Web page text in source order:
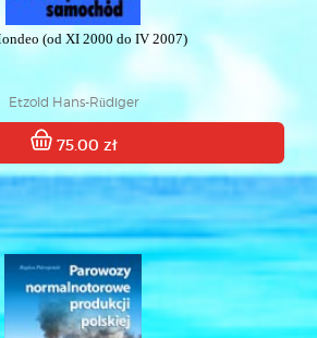
(od XI 2000 do IV 2007)
Etzold Hans-Rüdiger
75.00 zł